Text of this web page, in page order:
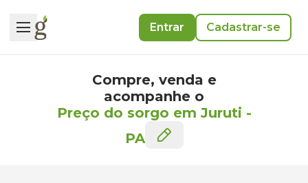
Entrar Cadastrar-se
Compre, venda e
acompanhe o
Preço do sorgo em Juruti -
PA